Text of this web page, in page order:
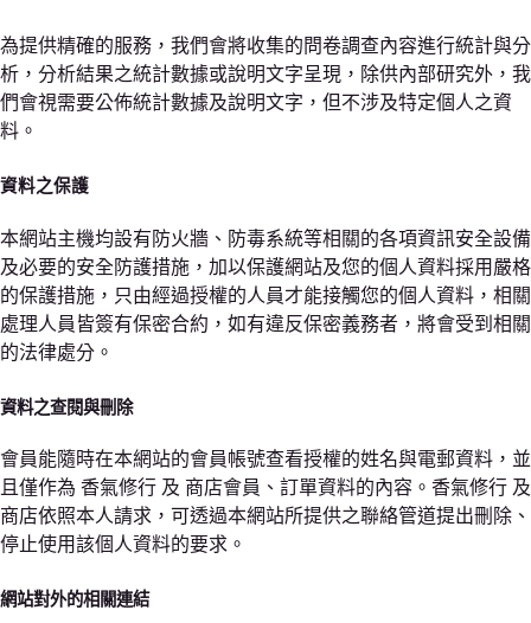
為提供精確的服務，我們會將收集的問卷調查內容進行統計與分
析，分析結果之統計數據或說明文字呈現，除供內部研究外，我
們會視需要公佈統計數據及說明文字，但不涉及特定個人之資
料。
資料之保護
本網站主機均設有防火牆、防毒系統等相關的各項資訊安全設備
及必要的安全防護措施，加以保護網站及您的個人資料採用嚴格
的保護措施，只由經過授權的人員才能接觸您的個人資料，相關
處理人員皆簽有保密合約，如有違反保密義務者，將會受到相關
的法律處分。
資料之查閱與刪除
會員能隨時在本網站的會員帳號查看授權的姓名與電郵資料，並
且僅作為 香氣修行 及 商店會員、訂單資料的內容。香氣修行 及
商店依照本人請求，可透過本網站所提供之聯絡管道提出刪除、
停止使用該個人資料的要求。
網站對外的相關連結